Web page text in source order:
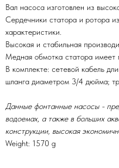
Вал насоса изготовлен из
Сердечники статора и ротора
характеристики.
Высокая и стабильная
Медная обмотка статора имеет
В комплекте: сетевой кабель
шланга диаметром 3/4 дюйма;
Данные фонтанные насосы -
водоемах, а также в больших
конструкции, высокая
Weight: 1570 g